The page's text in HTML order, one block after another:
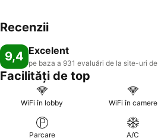
Recenzii
9,4 Excelent
pe baza a 931 evaluări de la site-uri de
Facilități de top
WiFi în lobby WiFi în camere
Parcare A/C